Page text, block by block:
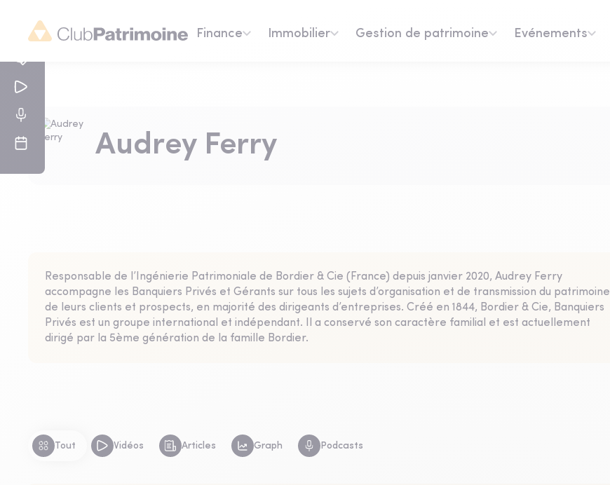
Finance Immobilier Gestion de patrimoine Evénements
Audrey Ferry
Responsable de l’Ingénierie Patrimoniale de Bordier & Cie (France) depuis janvier 2020, Audrey Ferry
accompagne les Banquiers Privés et Gérants sur tous les sujets d’organisation et de transmission du patrimoine
de leurs clients et prospects, en majorité des dirigeants d’entreprises. Créé en 1844, Bordier & Cie, Banquiers
Privés est un groupe international et indépendant. Il a conservé son caractère familial et est actuellement
dirigé par la 5ème génération de la famille Bordier.
Tout Vidéos Articles Graph Podcasts